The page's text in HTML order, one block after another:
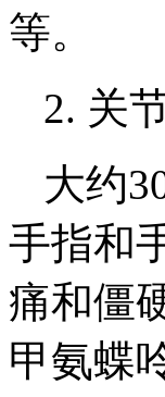
等。
2. 关
大约
手指和
痛和僵
甲氨蝶